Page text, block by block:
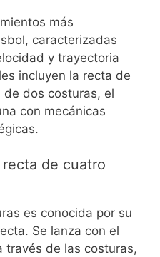
más
caracterizadas
y trayectoria
incluyen la recta de
dos costuras, el
con mecánicas
de cuatro
es conocida por su
Se lanza con el
través de las costuras,